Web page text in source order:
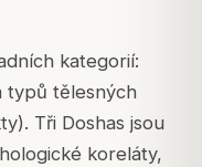
kategorií:
typů tělesných
Tři Doshas jsou
koreláty,